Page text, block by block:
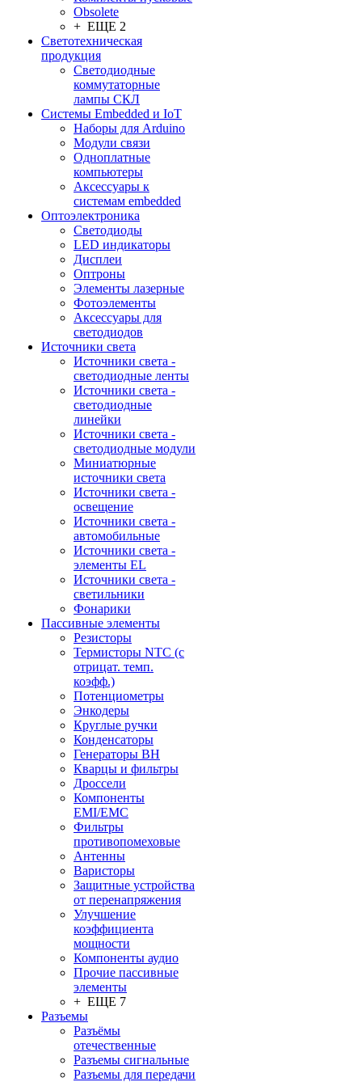
Obsolete
+ ЕЩЕ 2
Светотехническая
продукция
Светодиодные
коммутаторные
лампы СКЛ
Системы Embedded и IoT
Наборы для Arduino
Модули связи
Одноплатные
компьютеры
Аксессуары к
системам embedded
Oптоэлектроника
Светодиоды
LED индикаторы
Дисплеи
Оптроны
Элементы лазерные
Фотоэлементы
Аксессуары для
светодиодов
Источники света
Источники света -
светодиодные ленты
Источники света -
светодиодные
линейки
Источники света -
светодиодные модули
Миниатюрные
источники света
Источники света -
освещение
Источники света -
автомобильные
Источники света -
элементы EL
Источники света -
светильники
Фонарики
Пассивные элементы
Резисторы
Термисторы NTC (с
отрицат. темп.
коэфф.)
Потенциометры
Энкодеры
Круглые ручки
Конденсаторы
Генераторы ВН
Кварцы и фильтры
Дроссели
Компоненты
EMI/EMC
Фильтры
противопомеховые
Антенны
Варисторы
Защитные устройства
от перенапряжения
Улучшение
коэффициента
мощности
Компоненты аудио
Прочие пассивные
элементы
+ ЕЩЕ 7
Разъeмы
Разъёмы
отечественные
Разъeмы сигнальные
Разъeмы для передачи